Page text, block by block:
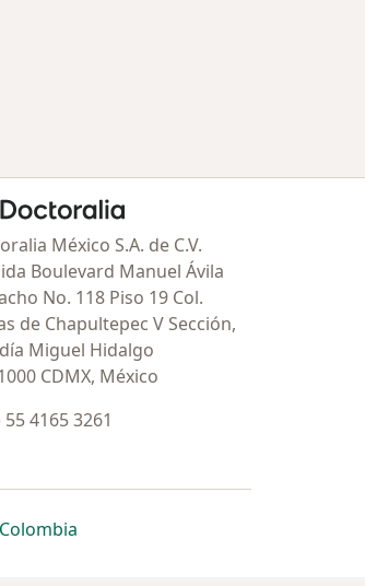
- Página de inicio
México S.A. de C.V.
Boulevard Manuel Ávila
No. 118 Piso 19 Col.
de Chapultepec V Sección,
Miguel Hidalgo
CDMX, México
55 4165 3261
pestaña
una nueva pestaña
abre en una nueva pestaña
Colombiase abre en una nueva pestaña